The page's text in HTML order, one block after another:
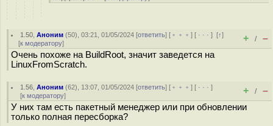
1.50 ,Аноним (50), 03:21, 01/05/2024 [ответить] [ ﹢﹢﹢] [ · · ·][↑]
[к модератору] + / –
Очень похоже на BuildRoot, значит заведется на
LinuxFromScratch.
1.56 ,Аноним (62), 13:07, 01/05/2024 [ответить] [ ﹢﹢﹢] [ · · ·]
[к модератору] + / –
У них там есть пакетный менеджер или при обновлении
только полная пересборка?